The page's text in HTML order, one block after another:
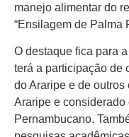
manejo alimentar do
“Ensilagem de Palma
O destaque fica para
terá a participação de
do Araripe e de
Araripe e considerado
Pernambucano.